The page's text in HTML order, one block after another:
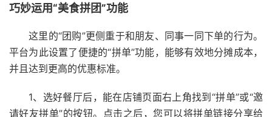
巧妙运用“美食拼团”功能
这里的“团购”更侧重于和朋友、同事一同下单的行为。
平台为此设置了便捷的“拼单”功能，能够有效地分摊成本，
并且达到更高的优惠标准。
1、选好餐厅后，能在店铺页面右上角找到“拼单”或“邀
请好友拼单”的按钮。点击之后，您可以将拼单链接分享给